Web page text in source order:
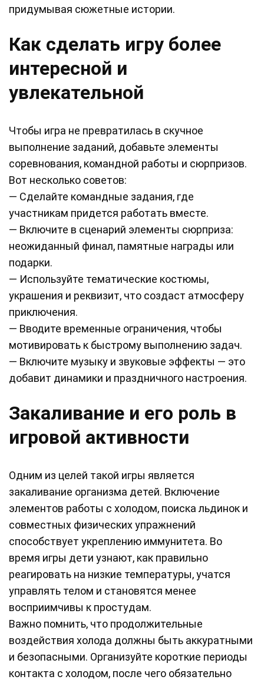
придумывая сюжетные истории.
Как сделать игру более
интересной и
увлекательной
Чтобы игра не превратилась в скучное
выполнение заданий, добавьте элементы
соревнования, командной работы и сюрпризов.
Вот несколько советов:
— Сделайте командные задания, где
участникам придется работать вместе.
— Включите в сценарий элементы сюрприза:
неожиданный финал, памятные награды или
подарки.
— Используйте тематические костюмы,
украшения и реквизит, что создаст атмосферу
приключения.
— Вводите временные ограничения, чтобы
мотивировать к быстрому выполнению задач.
— Включите музыку и звуковые эффекты — это
добавит динамики и праздничного настроения.
Закаливание и его роль в
игровой активности
Одним из целей такой игры является
закаливание организма детей. Включение
элементов работы с холодом, поиска льдинок и
совместных физических упражнений
способствует укреплению иммунитета. Во
время игры дети узнают, как правильно
реагировать на низкие температуры, учатся
управлять телом и становятся менее
восприимчивы к простудам.
Важно помнить, что продолжительные
воздействия холода должны быть аккуратными
и безопасными. Организуйте короткие периоды
контакта с холодом, после чего обязательно